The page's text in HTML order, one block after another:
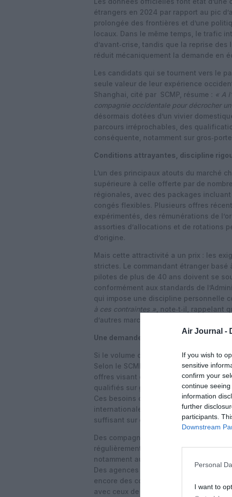
Air Journal -
If you wish to
sensitive
confirm your
continue
information
further
participants.
Downstream
Personal
I want to
étrangers en 2024 par rapport au pic
prolongée des frontières et d’une
locaux. Dans le même temps, le trafic
d’avant‑crise, tandis que la reprise
réduit mécaniquement la demande en
Les candidats qui se tournent vers le
seule valeur de leur expérience
Shanghai, cité par SCMP, résume : « A
compagnie occidentale pour décrocher
désormais dotées d’un vivier
parcours irréprochables, des
conséquente, notamment sur
Conditions attrayantes, discipline
L’un des principaux atouts du marché
supérieure à celle offerte par de
régionales, avec des packages
congés flexibles. Plusieurs offres
expérimentés, des rémunérations de
assorties d’allocations et de rotations
d’origine.
Mais cette attractivité a un prix : les
strictes. Le commandant étranger basé
pilotes de plus de 40 ans doivent se
conformément aux standards de
qui impose une discipline personnelle
à ces contraintes » , note‑t‑il, rappelant
d’autres marchés jugés plus souples ou
Une demande plus ciblée, portée par le
Si le volume de pilotes étrangers a
Selon le SCMP, Air China, China
offres visant des commandants
qualifiés sur gros‑porteurs et prêts à
Ces besoins ciblés tiennent à la fois à
internationales et aux délais
suffisant sur ces segments.
Des compagnies comme Spring Airlines
régulièrement mentionnées sur les
notamment auprès des jeunes pilotes à
Des agences de recrutement basées à
encore des contrats d’expatriation,
avec ceux de l’
des années